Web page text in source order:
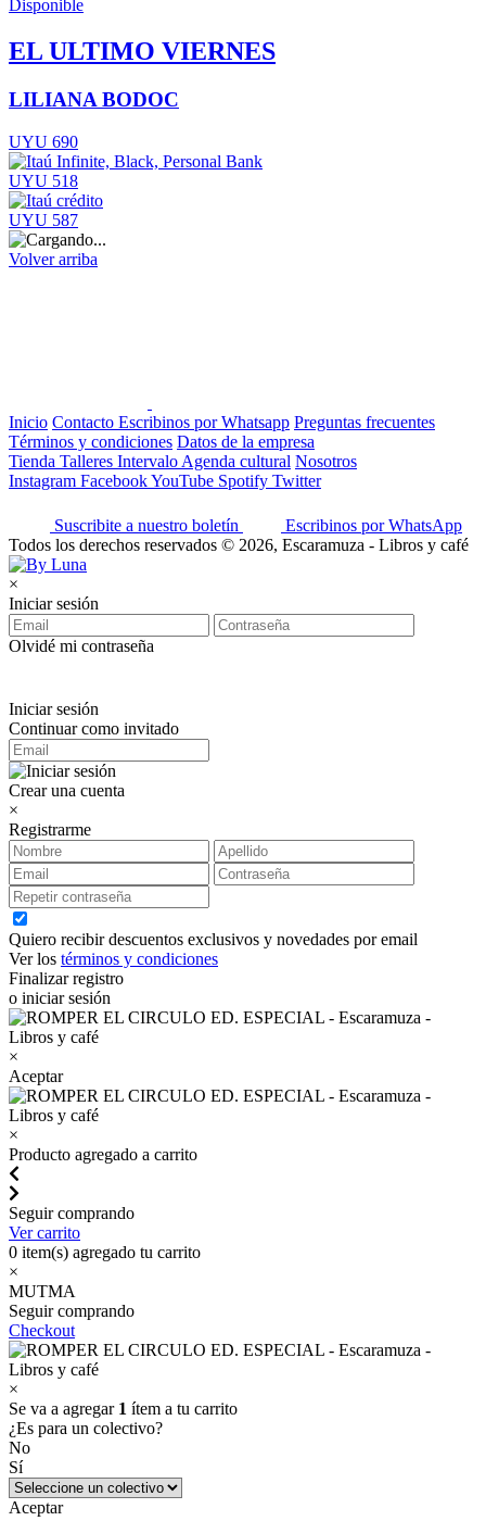
Disponible
EL ULTIMO VIERNES
LILIANA BODOC
UYU 690
UYU 518
UYU 587
Volver arriba
Inicio Contacto Escribinos por Whatsapp Preguntas frecuentes
Términos y condiciones Datos de la empresa
Tienda Talleres Intervalo Agenda cultural Nosotros
Instagram FacebookYouTube Spotify Twitter
Suscribite a nuestro boletín
Escribinos por WhatsApp
Todos los derechos reservados © 2026, Escaramuza - Libros y café
×
Iniciar sesión
Olvidé mi contraseña
Iniciar sesión
Continuar como invitado
Crear una cuenta
×
Registrarme
Quiero recibir descuentos exclusivos y novedades por email
Ver los términos y condiciones
Finalizar registro
o iniciar sesión
×
Aceptar
×
Producto agregado a carrito
Seguir comprando
Ver carrito
0 item(s) agregado tu carrito
×
MUTMA
Seguir comprando
Checkout
×
Se va a agregar 1 ítem a tu carrito
¿Es para un colectivo?
No
Sí
Aceptar